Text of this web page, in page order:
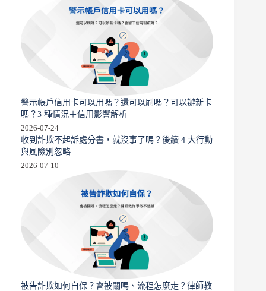
警示帳戶信用卡可以用嗎？還可以刷嗎？可以辦新卡
嗎？3 種情況＋信用影響解析
2026-07-24
收到詐欺不起訴處分書，就沒事了嗎？後續 4 大行動
與風險別忽略
2026-07-10
被告詐欺如何自保？會被關嗎、流程怎麼走？律師教